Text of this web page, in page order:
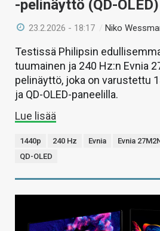
-pelinäyttö (QD-OLED)
23.2.2026 - 18:17 /Niko
Testissä Philipsin
tuumainen ja 240 Hz:n Evnia
pelinäyttö, joka on varustettu
ja QD-OLED-paneelilla.
Lue lisää
1440p 240 Hz Evnia Evnia
QD-OLED